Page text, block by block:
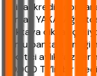
ihtiyackredisi.com
Furkan YAKA,
noktaya dikkat
kamu bankası
tüketici aylık faiz
50.000 TL’lik bir